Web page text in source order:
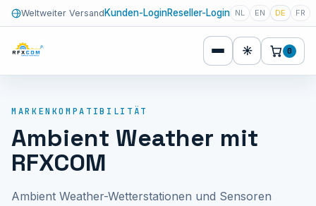
Weltweiter Versand Kunden-LoginReseller-Login NL EN DE FR
☀ 0
MARKENKOMPATIBILITÄT
Ambient Weather mit
RFXCOM
Ambient Weather-Wetterstationen und Sensoren